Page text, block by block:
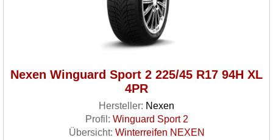
Nexen Winguard Sport 2 225/45 R17 94H XL
4PR
Hersteller: Nexen
Profil: Winguard Sport 2
Übersicht: Winterreifen NEXEN